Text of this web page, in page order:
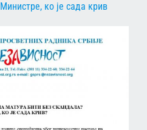
Министре, ко је сада крив